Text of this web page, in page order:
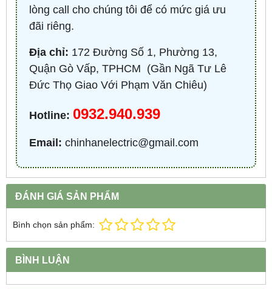
lòng call cho chúng tôi để có mức giá ưu
đãi riêng.
Địa chỉ: 172 Đường Số 1, Phường 13,
Quận Gò Vấp, TPHCM ​ (Gần Ngã Tư Lê
Đức Thọ Giao Với Phạm Văn Chiêu)
Hotline: 0932.940.939
Email: chinhanelectric@gmail.com
ĐÁNH GIÁ SẢN PHẨM
Bình chọn sản phẩm:
BÌNH LUẬN